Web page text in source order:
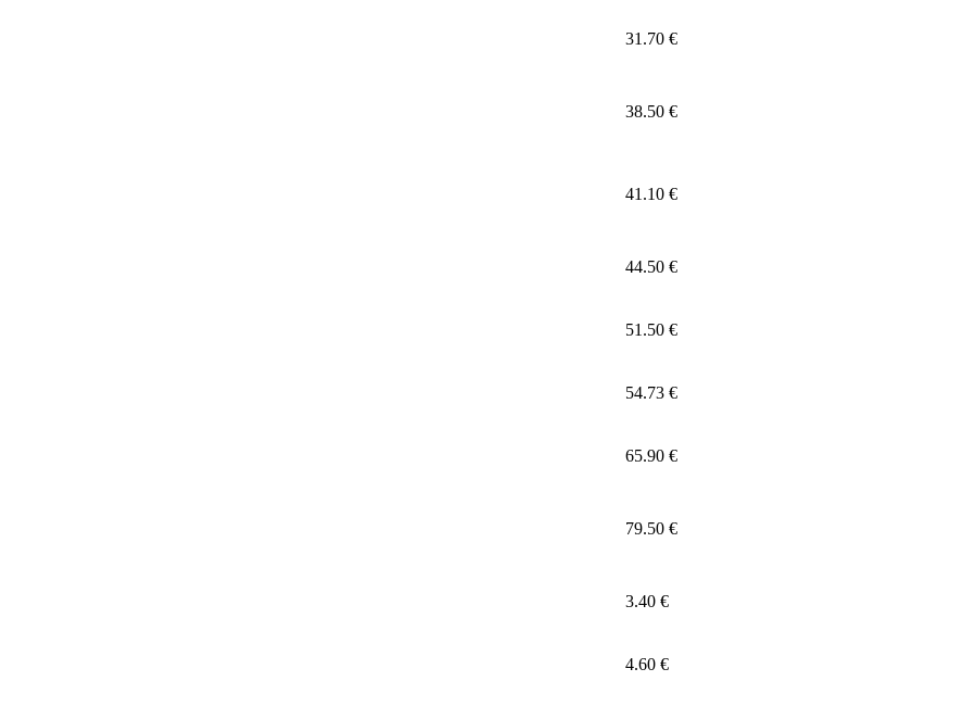
31.70 €
38.50 €
41.10 €
44.50 €
51.50 €
54.73 €
65.90 €
79.50 €
3.40 €
4.60 €